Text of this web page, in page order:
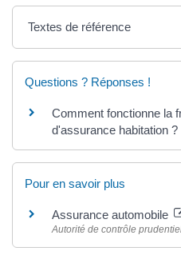
Textes de référence
Questions ? Réponses !
Comment fonctionne la
d'assurance habitation ?
Pour en savoir plus
Assurance automobile
Autorité de contrôle